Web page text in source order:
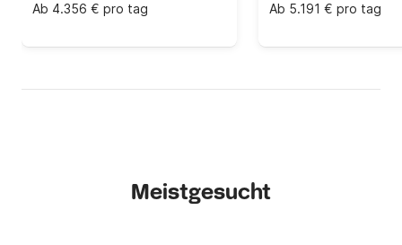
Ab 4.356 € pro tag Ab 5.191 € pro tag
Meistgesucht